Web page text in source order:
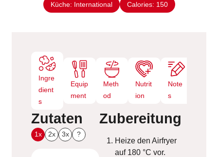
t
Küche: International Calories: 150
Ingre
dient
s
Equip
ment
Meth
od
Nutrit
ion
Note
s
Zutaten
1x 2x 3x ?
Zubereitung
Heize den Airfryer
auf 180 °C vor.